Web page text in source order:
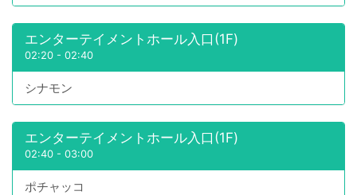
エンターテイメントホール入口(1F)
02:20 - 02:40
シナモン
エンターテイメントホール入口(1F)
02:40 - 03:00
ポチャッコ